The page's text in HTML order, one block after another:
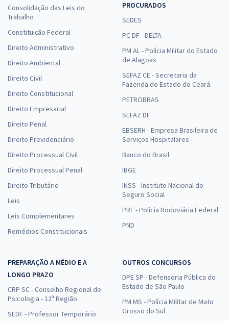
Consolidação das Leis do
Trabalho
Constituição Federal
Direito Administrativo
Direito Ambiental
Direito Civil
Direito Constitucional
Direito Empresarial
Direito Penal
Direito Previdenciário
Direito Processual Civil
Direito Processual Penal
Direito Tributário
Leis
Leis Complementares
Remédios Constitucionais
PROCURADOS
SEDES
PC DF - DELTA
PM AL - Polícia Militar do Estado
de Alagoas
SEFAZ CE - Secretaria da
Fazenda do Estado do Ceará
PETROBRAS
SEFAZ DF
EBSERH - Empresa Brasileira de
Serviços Hospitalares
Banco do Brasil
IBGE
INSS - Instituto Nacional do
Seguro Social
PRF - Polícia Rodoviária Federal
PND
PREPARAÇÃO A MÉDIO E A
LONGO PRAZO
CRP SC - Conselho Regional de
Psicologia - 12ª Região
SEDF - Professor Temporário
OUTROS CONCURSOS
DPE SP - Defensoria Pública do
Estado de São Paulo
PM MS - Polícia Militar de Mato
Grosso do Sul